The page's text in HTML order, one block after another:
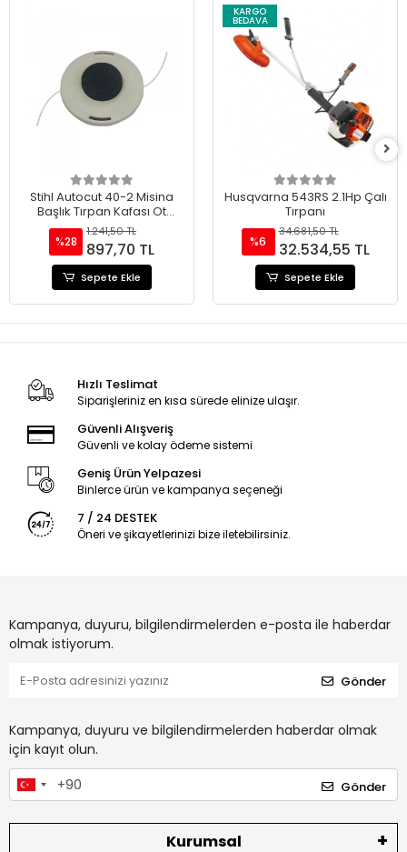
Stihl Autocut 40-2 Misina
Başlık Tırpan Kafası Ot
Motoru
%28
1.241,50 TL
897,70 TL
Sepete Ekle
KARGO
BEDAVA
Husqvarna 543RS 2.1Hp Çalı
Tırpanı
%6
34.681,50 TL
32.534,55 TL
Sepete Ekle
Hızlı Teslimat
Siparişleriniz en kısa sürede elinize ulaşır.
Güvenli Alışveriş
Güvenli ve kolay ödeme sistemi
Geniş Ürün Yelpazesi
Binlerce ürün ve kampanya seçeneği
7 / 24 DESTEK
Öneri ve şikayetlerinizi bize iletebilirsiniz.
Kampanya, duyuru, bilgilendirmelerden e-posta ile haberdar
olmak istiyorum.
Gönder
Kampanya, duyuru ve bilgilendirmelerden haberdar olmak
için kayıt olun.
Gönder
Kurumsal